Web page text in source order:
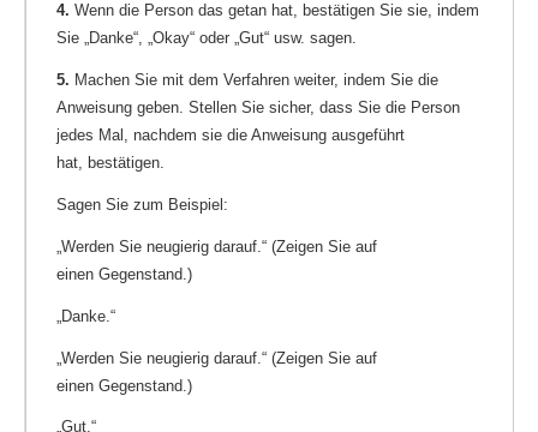
4. Wenn die Person das getan hat, bestätigen Sie sie, indem
Sie „Danke“, „Okay“ oder „Gut“ usw. sagen.
5. Machen Sie mit dem Verfahren weiter, indem Sie die
Anweisung geben. Stellen Sie sicher, dass Sie die Person
jedes Mal, nachdem sie die Anweisung ausgeführt
hat, bestätigen.
Sagen Sie zum Beispiel:
„Werden Sie neugierig darauf.“ (Zeigen Sie auf
einen Gegenstand.)
„Danke.“
„Werden Sie neugierig darauf.“ (Zeigen Sie auf
einen Gegenstand.)
„Gut.“